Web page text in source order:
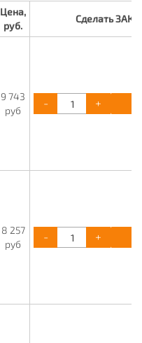
Цена,
руб.
Сделать
9 743
руб
- +
8 257
руб
- +